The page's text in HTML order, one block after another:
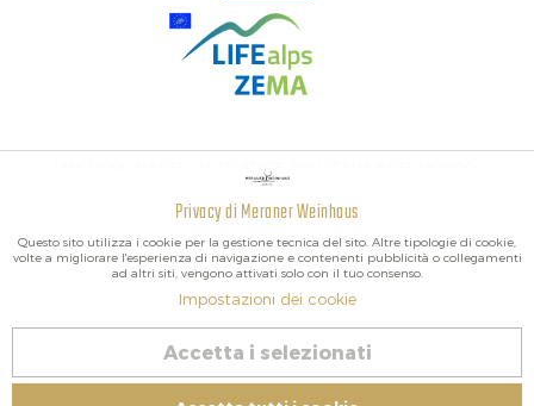
I MIGLIORI VINI DELL'ALTO ADIGE, DELL'ITALIA E DEL MONDO.
Revoca contratto
| P.IVA IT02578060218 | Bio-Certificato:
Tracciamento
attivo
Privacy di Meraner Weinhaus
Questo sito utilizza i cookie per la gestione tecnica del sito. Altre tipologie di cookie,
volte a migliorare l'esperienza di navigazione e contenenti pubblicità o collegamenti
ad altri siti, vengono attivati solo con il tuo consenso.
Impostazioni dei cookie
Accetta i selezionati